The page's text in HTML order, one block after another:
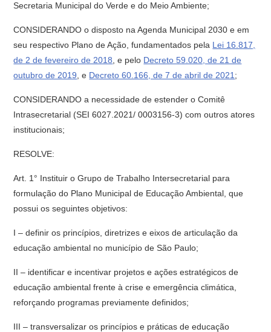
Secretaria Municipal do Verde e do Meio Ambiente;
CONSIDERANDO o disposto na Agenda Municipal 2030 e em
seu respectivo Plano de Ação, fundamentados pela Lei 16.817,
de 2 de fevereiro de 2018 , e pelo Decreto 59.020, de 21 de
outubro de 2019 , e Decreto 60.166, de 7 de abril de 2021 ;
CONSIDERANDO a necessidade de estender o Comitê
Intrasecretarial (SEI 6027.2021/ 0003156-3) com outros atores
institucionais;
RESOLVE:
Art. 1° Instituir o Grupo de Trabalho Intersecretarial para
formulação do Plano Municipal de Educação Ambiental, que
possui os seguintes objetivos:
I – definir os princípios, diretrizes e eixos de articulação da
educação ambiental no município de São Paulo;
II – identificar e incentivar projetos e ações estratégicos de
educação ambiental frente à crise e emergência climática,
reforçando programas previamente definidos;
III – transversalizar os princípios e práticas de educação